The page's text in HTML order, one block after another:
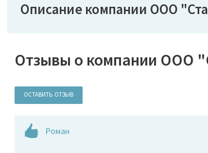
Описание компании ООО
Отзывы о компании ООО
ОСТАВИТЬ ОТЗЫВ
Роман